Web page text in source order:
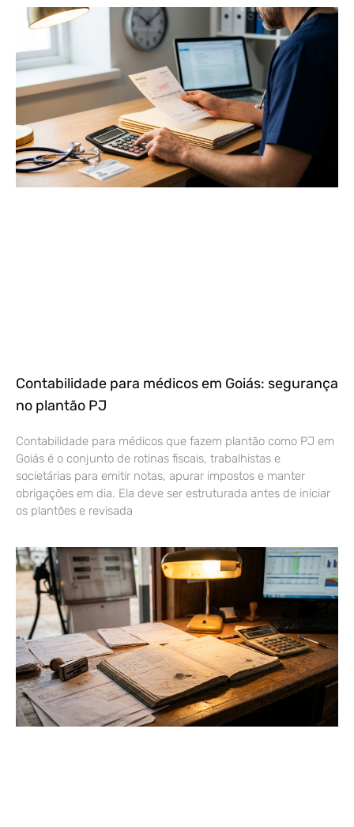
Contabilidade para médicos em Goiás: segurança
no plantão PJ
Contabilidade para médicos que fazem plantão como PJ em
Goiás é o conjunto de rotinas fiscais, trabalhistas e
societárias para emitir notas, apurar impostos e manter
obrigações em dia. Ela deve ser estruturada antes de iniciar
os plantões e revisada